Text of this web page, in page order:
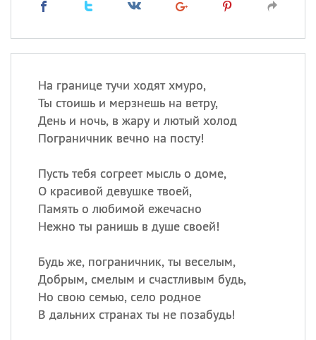
На границе тучи ходят хмуро,
Ты стоишь и мерзнешь на ветру,
День и ночь, в жару и лютый холод
Пограничник вечно на посту!
Пусть тебя согреет мысль о доме,
О красивой девушке твоей,
Память о любимой ежечасно
Нежно ты ранишь в душе своей!
Будь же, пограничник, ты веселым,
Добрым, смелым и счастливым будь,
Но свою семью, село родное
В дальних странах ты не позабудь!